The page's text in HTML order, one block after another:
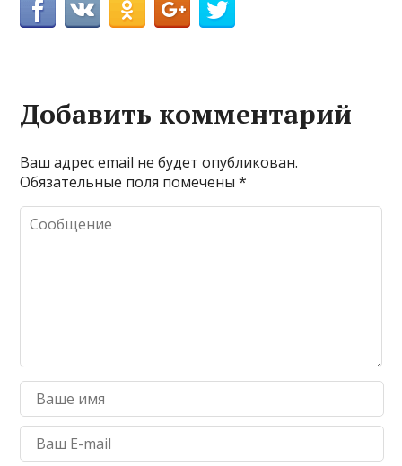
Добавить комментарий
Ваш адрес email не будет опубликован.
Обязательные поля помечены*